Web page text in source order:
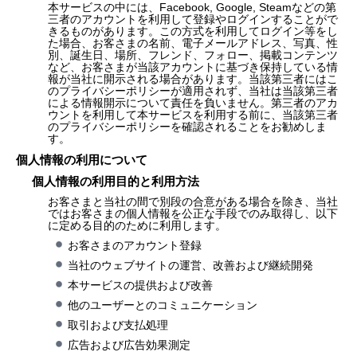
本サービスの中には、Facebook, Google, Steamなどの第
三者のアカウントを利用して登録やログインすることがで
きるものがあります。この方式を利用してログイン等をし
た場合、お客さまの名前、電子メールアドレス、写真、性
別、誕生日、場所、フレンド、フォロー、掲載コンテンツ
など、お客さまが当該アカウントに基づき保持している情
報が当社に開示される場合があります。当該第三者にはこ
のプライバシーポリシーが適用されず、当社は当該第三者
による情報開示について責任を負いません。第三者のアカ
ウントを利用して本サービスを利用する前に、当該第三者
のプライバシーポリシーを確認されることをお勧めしま
す。
個人情報の利用について
個人情報の利用目的と利用方法
お客さまと当社の間で別段の合意がある場合を除き、当社
ではお客さまの個人情報を公正な手段でのみ取得し、以下
に定める目的のために利用します。
お客さまのアカウント登録
当社のウェブサイトの運営、改善および継続開発
本サービスの提供および改善
他のユーザーとのコミュニケーション
取引および支払処理
広告および広告効果測定